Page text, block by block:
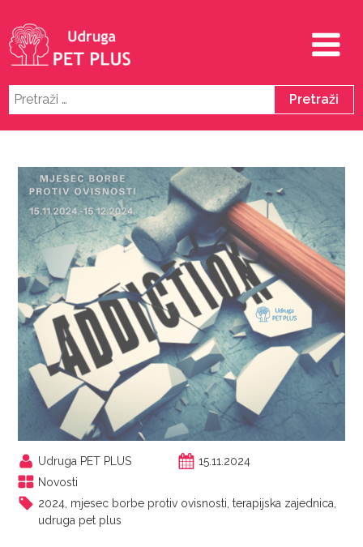
Pretraži:
Udruga PET PLUS
15.11.2024
Novosti
2024 mjesec borbe protiv ovisnosti ,terapijska zajednica
udruga pet plus